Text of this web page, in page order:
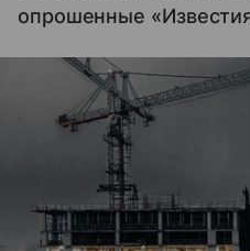
опрошенные